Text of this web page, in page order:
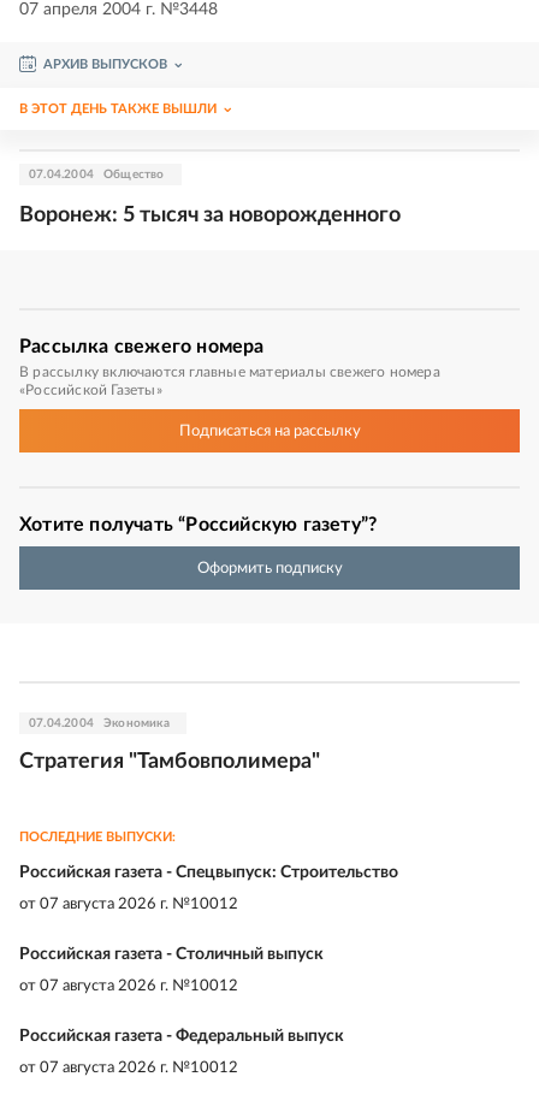
07 апреля 2004 г. №3448
АРХИВ ВЫПУСКОВ
В ЭТОТ ДЕНЬ ТАКЖЕ ВЫШЛИ
07.04.2004 Общество
Воронеж: 5 тысяч за новорожденного
Рассылка свежего номера
В рассылку включаются главные материалы свежего номера
«Российской Газеты»
Подписатьсяна рассылку
Хотите получать “Российскую газету”?
Оформить подписку
07.04.2004 Экономика
Стратегия "Тамбовполимера"
ПОСЛЕДНИЕ ВЫПУСКИ:
Российская газета - Спецвыпуск: Строительство
от 07 августа 2026 г. №10012
Российская газета - Столичный выпуск
от 07 августа 2026 г. №10012
Российская газета - Федеральный выпуск
от 07 августа 2026 г. №10012